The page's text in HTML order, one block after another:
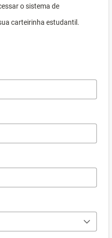
o sistema de
carteirinha estudantil.